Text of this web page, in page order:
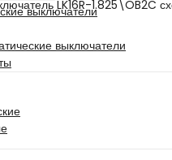
выключатели
выключатели
LK16R-1.825\OB2C